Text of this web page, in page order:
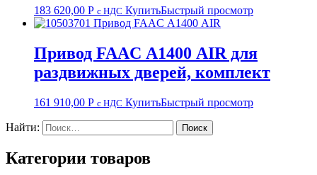
183 620,00 Р с НДС КупитьБыстрый просмотр
Привод FAAC А1400 AIR для
раздвижных дверей, комплект
161 910,00 Р с НДС КупитьБыстрый просмотр
Найти:
Категории товаров